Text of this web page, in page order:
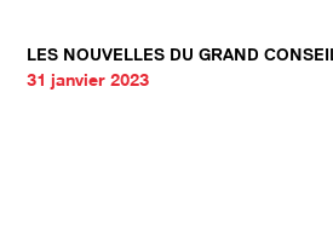
LES NOUVELLES DU GRAND
31 janvier 2023